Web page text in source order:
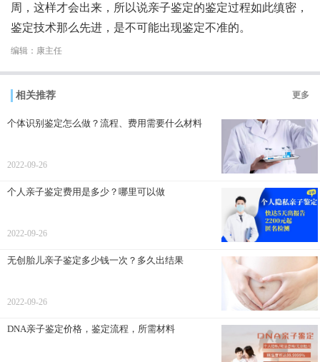
周，这样才会出来，所以说亲子鉴定的鉴定过程如此缜密，
鉴定技术那么先进，是不可能出现鉴定不准的。
编辑：康主任
相关推荐 更多
个体识别鉴定怎么做？流程、费用需要什么材料
2022-09-26
个人亲子鉴定费用是多少？哪里可以做
2022-09-26
无创胎儿亲子鉴定多少钱一次？多久出结果
2022-09-26
DNA亲子鉴定价格，鉴定流程，所需材料